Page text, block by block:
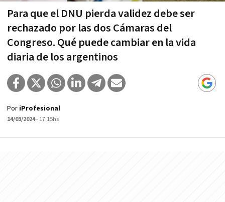
Para que el DNU pierda validez debe ser
rechazado por las dos Cámaras del
Congreso. Qué puede cambiar en la vida
diaria de los argentinos
Por iProfesional
14/03/2024- 17:15hs